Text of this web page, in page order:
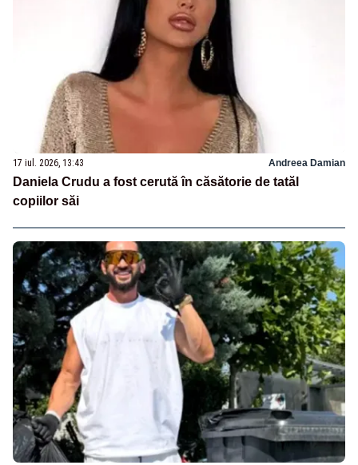
17 iul. 2026, 13:43 Andreea Damian
Daniela Crudu a fost cerută în căsătorie de tatăl
copiilor săi